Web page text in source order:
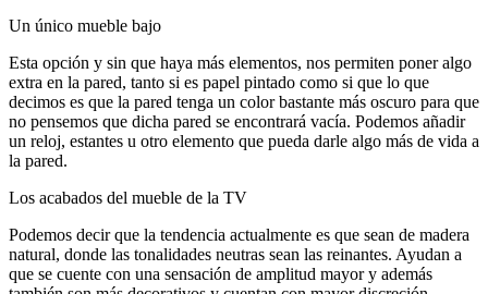
Un único mueble bajo
Esta opción y sin que haya más elementos, nos permiten poner algo
extra en la pared, tanto si es papel pintado como si que lo que
decimos es que la pared tenga un color bastante más oscuro para que
no pensemos que dicha pared se encontrará vacía. Podemos añadir
un reloj, estantes u otro elemento que pueda darle algo más de vida a
la pared.
Los acabados del mueble de la TV
Podemos decir que la tendencia actualmente es que sean de madera
natural, donde las tonalidades neutras sean las reinantes. Ayudan a
que se cuente con una sensación de amplitud mayor y además